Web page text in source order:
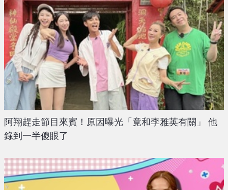
阿翔趕走節目來賓！原因曝光「竟和李雅英有關」 他
錄到一半傻眼了